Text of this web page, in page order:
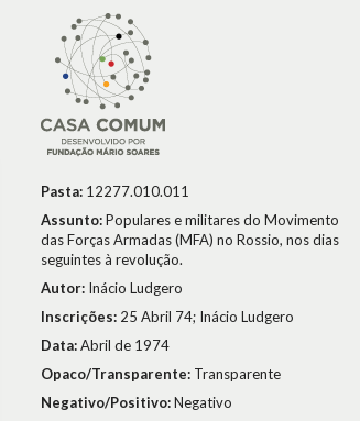
Pasta: 12277.010.011
Assunto:Populares e militares do Movimento
das Forças Armadas (MFA) no Rossio, nos dias
seguintes à revolução.
Autor: Inácio Ludgero
Inscrições: 25 Abril 74; Inácio Ludgero
Data:Abril de 1974
Opaco/Transparente: Transparente
Negativo/Positivo:Negativo